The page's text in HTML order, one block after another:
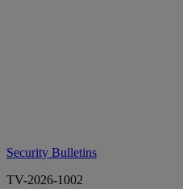
Security Bulletins
TV-2026-1002